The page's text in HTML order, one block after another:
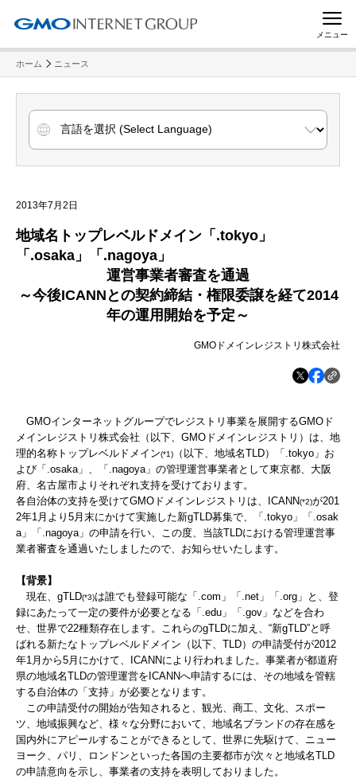
メニュー
ホーム ニュース
2013年7月2日
地域名トップレベルドメイン「 .tokyo 」
「 .osaka 」「 .nagoya 」
運営事業者審査を通過
～今後ICANN との契約締結・権限委譲を経て2014
年の運用開始を予定～
GMOドメインレジストリ株式会社
GMOインターネットグループでレジストリ事業を展開するGMOド
メインレジストリ株式会社（以下、GMOドメインレジストリ）は、地
理的名称トップレベルドメイン(*1)
（以下、地域名TLD）「.tokyo」お
よび「.osaka」、「.nagoya」の管理運営事業者として東京都、大阪
府、名古屋市よりそれぞれ支持を受けております。
各自治体の支持を受けてGMOドメインレジストリは、ICANN(*2)が201
2年1月より5月末にかけて実施した新gTLD募集で、「.tokyo」「.osak
a」「.nagoya」の申請を行い、この度、当該TLDにおける管理運営事
業者審査を通過いたしましたので、お知らせいたします。
【背景】
現在、gTLD(*3)は誰でも登録可能な「.com」「.net」「.org」と、登
録にあたって一定の要件が必要となる「.edu」「.gov」などを合わ
せ、世界で22種類存在します。これらのgTLDに加え、“新gTLD”と呼
ばれる新たなトップレベルドメイン（以下、TLD）の申請受付が2012
年1月から5月にかけて、ICANNにより行われました。事業者が都道府
県の地域名TLDの管理運営をICANNへ申請するには、その地域を管轄
する自治体の「支持」が必要となります。
この申請受付の開始が告知されると、観光、商工、文化、スポー
ツ、地域振興など、様々な分野において、地域名ブランドの存在感を
国内外にアピールすることができるとして、世界に先駆けて、ニュー
ヨーク、パリ、ロンドンといった各国の主要都市が次々と地域名TLD
の申請意向を示し、事業者の支持を表明しておりました。